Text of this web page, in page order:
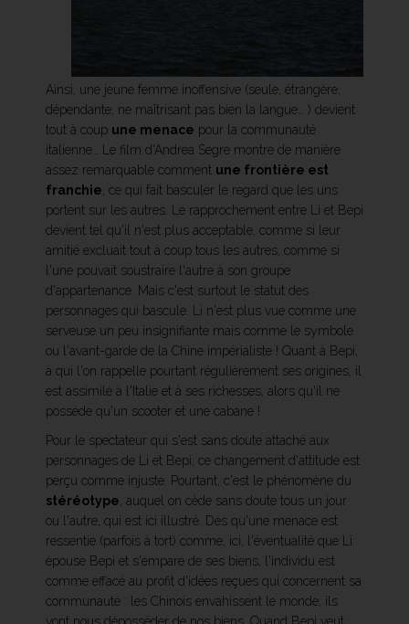
Ainsi, une jeune femme inoffensive (seule, étrangère,
dépendante, ne maîtrisant pas bien la langue… ) devient
tout à coup une menace pour la communauté
italienne… Le film d'Andrea Segre montre de manière
assez remarquable comment une frontière est
franchie , ce qui fait basculer le regard que les uns
portent sur les autres. Le rapprochement entre Li et Bepi
devient tel qu'il n'est plus acceptable, comme si leur
amitié excluait tout à coup tous les autres, comme si
l'une pouvait soustraire l'autre à son groupe
d'appartenance. Mais c'est surtout le statut des
personnages qui bascule. Li n'est plus vue comme une
serveuse un peu insignifiante mais comme le symbole
ou l'avant-garde de la Chine impérialiste ! Quant à Bepi,
à qui l'on rappelle pourtant régulièrement ses origines, il
est assimilé à l'Italie et à ses richesses, alors qu'il ne
possède qu'un scooter et une cabane !
Pour le spectateur qui s'est sans doute attaché aux
personnages de Li et Bepi, ce changement d'attitude est
perçu comme injuste. Pourtant, c'est le phénomène du
stéréotype , auquel on cède sans doute tous un jour
ou l'autre, qui est ici illustré. Dès qu'une menace est
ressentie (parfois à tort) comme, ici, l'éventualité que Li
épouse Bepi et s'empare de ses biens, l'individu est
comme effacé au profit d'idées reçues qui concernent sa
communauté : les Chinois envahissent le monde, ils